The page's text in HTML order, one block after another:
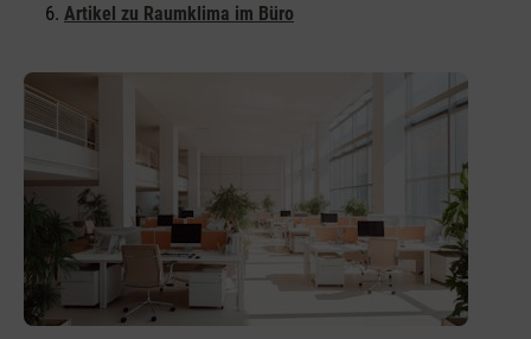
Artikel zu Raumklima im Büro